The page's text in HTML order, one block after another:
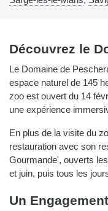
Découvrez le
Le Domaine de
espace naturel de 145
zoo est ouvert du 14
une expérience
En plus de la visite du
restauration avec son
Gourmande', ouverts
et juin, puis tous les
Un